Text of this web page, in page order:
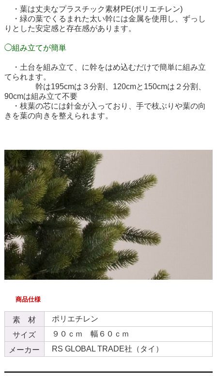
・葉は丈夫なプラスチック素材PE(ポリエチレン)
・緑の葉でくるまれた太い幹には金属を使用し、ずっし
りとした安定感と存在感があります。
◯組み立てが簡単
・土台を組み立て、に幹をはめ込むだけで簡単に組み立
てられます。
幹は195cmは３分割、120cmと150cmは２分割、
90cmは組み立て不要
・枝葉の芯には針金が入っており、手で枝ぶりや葉の向
きを葉の向きを整えられます。
商品仕様
素 材
ポリエチレン
サイズ
９０ｃｍ 幅６０ｃｍ
メーカー
RS GLOBAL TRADE社（タイ）